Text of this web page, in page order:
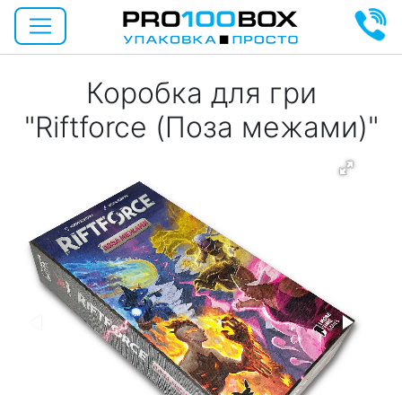
Коробка для гри
"Riftforce (Поза межами)"